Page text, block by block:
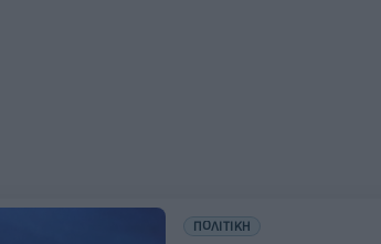
ΠΟΛΙΤΙΚΗ